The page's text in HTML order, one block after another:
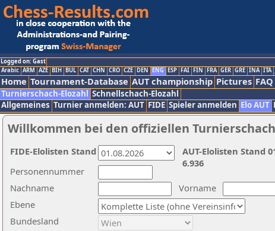
Logged on: Gast
Arabic ARM AZE BIH BUL CAT CHN CRO CZE DEN ENG ESP FAI FIN FRA GER GRE INA ITA
Home Tournament-Database AUT championship Pictures FAQ
Turnierschach-Elozahl Schnellschach-Elozahl
Allgemeines Turnier anmelden: AUT FIDE Spieler anmelden Elo AUT
Willkommen bei den offiziellen
Nachname
Vorname
Ebene
Personennummer
Bundesland
AUT-Elolisten Stand
6.936
FIDE-Elolisten Stand